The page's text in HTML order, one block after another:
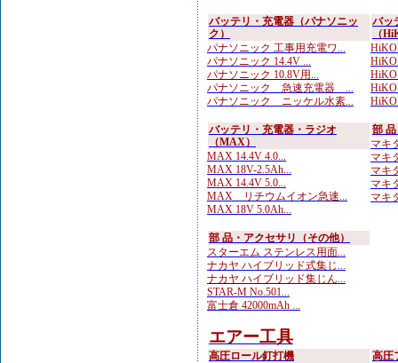
バッテリ・充電器（パナソニッ
ク）
パナソニック 工事用充電ワ...
パナソニック 14.4V ...
パナソニック 10.8V用...
パナソニック 急速充電器 ...
パナソニック ニッケル水素...
バッ
（
バッテリ・充電器・ラジオ
（MAX）
MAX 14.4V 4.0...
MAX 18V-2.5Ah...
MAX 14.4V 5.0...
MAX リチウムイオン急速...
MAX 18V 5.0Ah...
部
マキ
マキ
マキ
マキ
マキ
部 品・アクセサリ（その他）
スターエム ステンレス用面...
ナカヤ ハイブリッド式集じ...
ナカヤ ハイブリッド集じん...
STAR-M No.501...
富士倉 42000mAh ...
エアー工具
高圧ロール釘打機
高圧